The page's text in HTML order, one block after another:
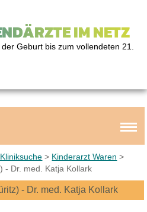
IM NETZ
Geburt bis zum vollendeten 21.
> Kinderarzt Waren >
- Dr. med. Katja Kollark
- Dr. med. Katja Kollark